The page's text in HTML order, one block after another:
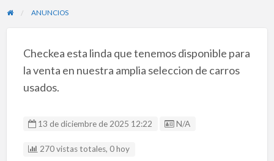
ANUNCIOS
Checkea esta linda que tenemos disponible para
la venta en nuestra amplia seleccion de carros
usados.
13 de diciembre de 2025 12:22 Listing ID
N/A
270 vistas totales, 0 hoy